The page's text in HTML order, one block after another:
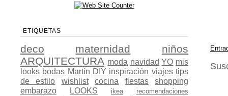
ETIQUETAS
deco maternidad
niños
ARQUITECTURA moda navidad YO mis
looks bodas Martín DIY inspiración viajes tips
de estilo
wishlist cocina fiestas
shopping
embarazo
LOOKS ikea
recomendaciones